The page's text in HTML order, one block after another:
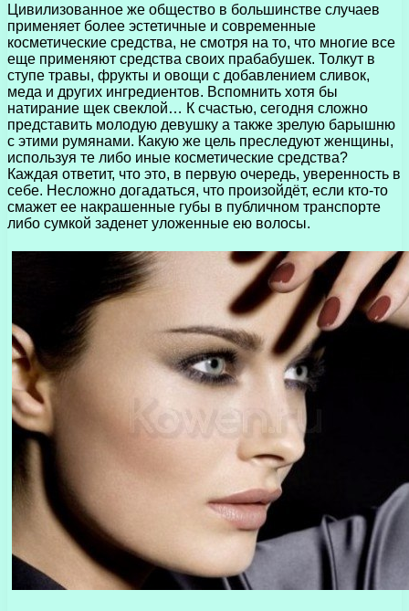
Цивилизованное же общество в большинстве случаев
применяет более эстетичные и современные
косметические средства, не смотря на то, что многие все
еще применяют средства своих прабабушек. Толкут в
ступе травы, фрукты и овощи с добавлением сливок,
меда и других ингредиентов. Вспомнить хотя бы
натирание щек свеклой… К счастью, сегодня сложно
представить молодую девушку а также зрелую барышню
с этими румянами. Какую же цель преследуют женщины,
используя те либо иные косметические средства?
Каждая ответит, что это, в первую очередь, уверенность в
себе. Несложно догадаться, что произойдёт, если кто-то
смажет ее накрашенные губы в публичном транспорте
либо сумкой заденет уложенные ею волосы.